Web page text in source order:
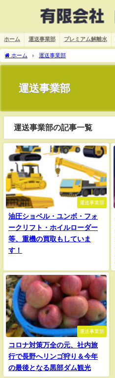
ホーム 運送事業部 プレミアム解離水
ホーム 運送事業部
運送事業部
運送事業部の記事一覧
運送事業部
油圧ショベル・ユンボ・フォ
ークリフト・ホイルローダー
等、重機の買取もしていま
す！
運送事業部
コロナ対策万全の元、社内旅
行で長野へリンゴ狩り＆今年
の最後となる黒部ダム観光